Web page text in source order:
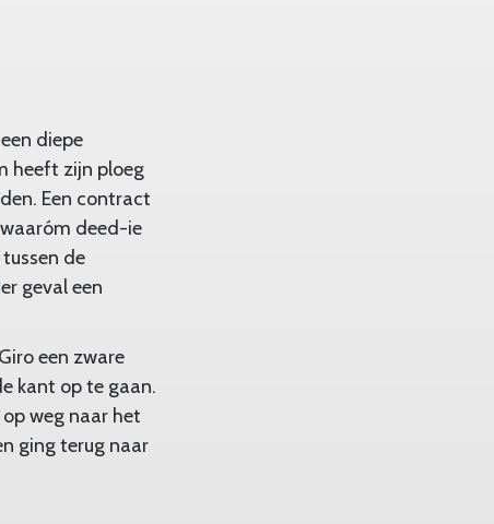
diepe
heeft zijn ploeg
Een contract
deed-ie
de
geval een
een zware
kant op te gaan.
weg naar het
ging terug naar